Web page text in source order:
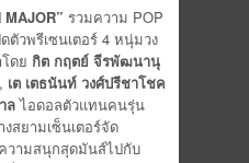
MAJOR” รวมความ POP
ตัวพรีเซนเตอร์ 4 หนุ่มวง
ดย กิต กฤตย์ จีรพัฒนานุ
, เต เตธนันท์ วงศ์ปรีชาโชค
ลไอดอลตัวแทนคนรุ่น
สยามเซ็นเตอร์จัด
วามสนุกสุดมันส์ไปกับ